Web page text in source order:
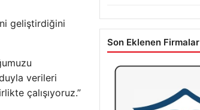
geliştirdiğini
verileri
çalışıyoruz.”
Son Eklenen Firmalar